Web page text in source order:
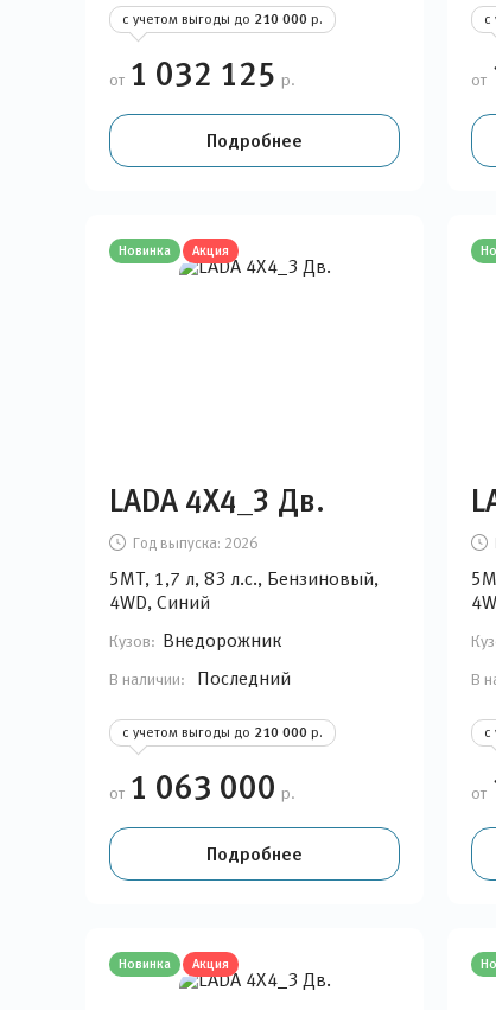
с учетом выгоды до 210 000 р.
от 1 032 125 р.
Подробнее
с
от
Новинка Акция
LADA 4Х4_3 Дв.
Год выпуска: 2026
5MT, 1,7 л, 83 л.с., Бензиновый,
4WD, Синий
Кузов: Внедорожник
В наличии: Последний
с учетом выгоды до 210 000 р.
от 1 063 000 р.
Подробнее
В
с
от
Новинка Акция